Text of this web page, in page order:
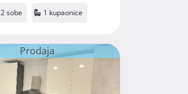
2 sobe 1 kupaonice
Prodaja